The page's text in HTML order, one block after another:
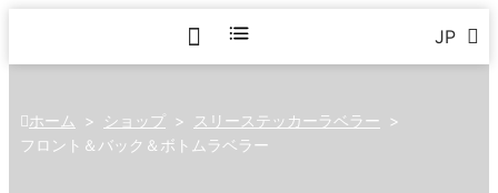
JP
ホーム > ショップ > スリーステッカーラベラー >
フロント＆バック＆ボトムラベラー